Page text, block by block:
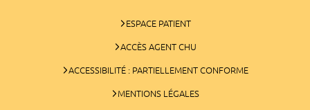
ESPACE PATIENT
ACCÈS AGENT CHU
ACCESSIBILITÉ : PARTIELLEMENT CONFORME
MENTIONS LÉGALES